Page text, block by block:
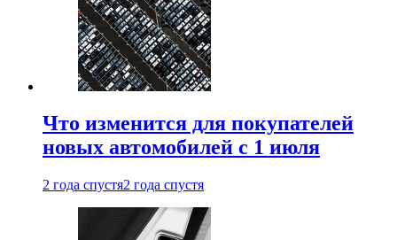
Что изменится для покупателей
новых автомобилей с 1 июля
2 года спустя2 года спустя